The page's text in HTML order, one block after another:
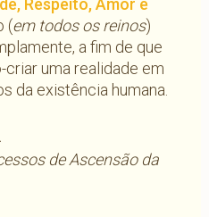
Respeito, Amor e
(em todos os reinos)
a fim de que
uma realidade em
da existência humana.
de Ascensão da